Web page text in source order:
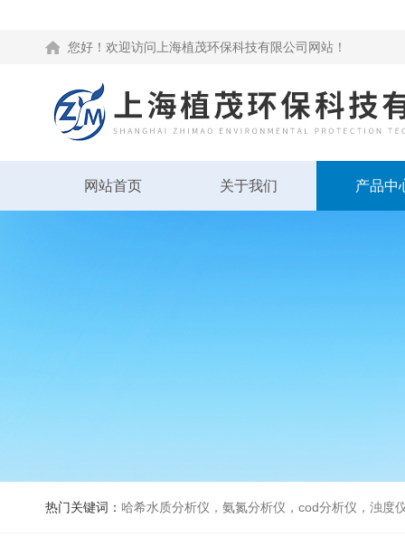
您好！欢迎访问上海植茂环保科技有限公司网站！
网站首页 关于我们 产品中
热门关键词： 哈希水质分析仪，氨氮分析仪，cod分析仪，浊度